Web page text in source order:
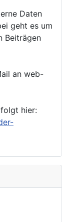
Daten
geht es um
Beiträgen
an web-
hier: